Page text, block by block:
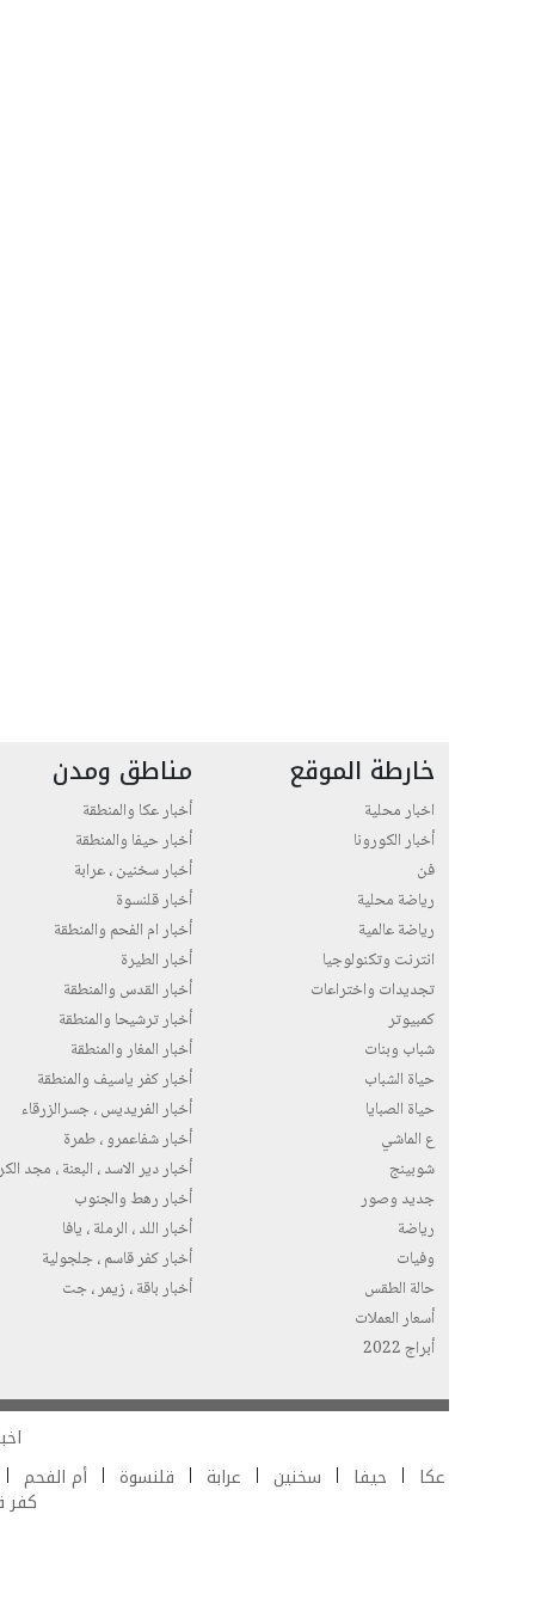
خارطة الموقع
اخبار محلية
أخبار الكورونا
فن
رياضة محلية
رياضة عالمية
انترنت وتكنولوجيا
تجديدات واختراعات
كمبيوتر
شباب وبنات
حياة الشباب
حياة الصبايا
ع الماشي
شوبينج
جديد وصور
رياضة
وفيات
حالة الطقس
أسعار العملات
أبراج 2022
مناطق ومدن
أخبار عكا والمنطقة
أخبار حيفا والمنطقة
أخبار سخنين ، عرابة
أخبار قلنسوة
أخبار ام الفحم والمنطقة
أخبار الطيرة
أخبار القدس والمنطقة
أخبار ترشيحا والمنطقة
أخبار المغار والمنطقة
أخبار كفر ياسيف والمنطقة
أخبار الفريديس ، جسرالزرقاء
أخبار شفاعمرو ، طمرة
أخبار دير الاسد ، البعنة ، مجد
أخبار رهط والجنوب
أخبار اللد ، الرملة ، يافا
أخبار كفر قاسم ، جلجولية
أخبار باقة ، زيمر ، جت
عكا
حيفا سخنين عرابة قلنسوة أم الفحم
كفر